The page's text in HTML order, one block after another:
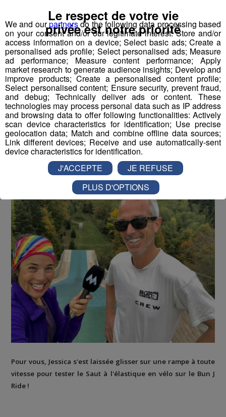
Partager sur Twitter
Testé Approuvé | Faites du Saut à
l'élastique... en vélo avec Jessica !
Publié par La rédaction Montblanclive- 27 juin 2018 à 10h00
-Mis à jour le 16 août 2018 à 15h34
Le Magazine Radio Mont Blanc
Animation
La Matinale des Super Lève-Tôt
Découverte
Pour vous, Jessica s'est laissée glisser sur une rampe à toute
vitesse pour tester le Saut à l'élastique en vélo sur le Bun J
Ride !
We and ourpartnersdo the following data processing based
on your consent and/or our legitimate interest: Store and/or
access information on a device; Select basic ads; Create a
personalised ads profile; Select personalised ads; Measure
ad performance; Measure content performance; Apply
market research to generate audience insights; Develop and
improve products; Create a personalised content profile;
Select personalised content; Ensure security, prevent fraud,
and debug; Technically deliver ads or content. These
technologies may process personal data such as IP address
and browsing data to offer following functionalities: Actively
scan device characteristics for identification; Use precise
geolocation data; Match and combine offline data sources;
Link different devices; Receive and use automatically-sent
device characteristics for identification.
Le respect de votre vie
privée est notre priorité
J'ACCEPTE
JE REFUSE
PLUS D'OPTIONS